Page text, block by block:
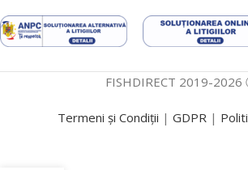
FISHDIRECT 2019-
Termeni și Condiții | GDPR |